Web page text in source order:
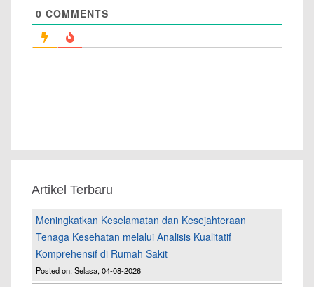
0 COMMENTS
Artikel Terbaru
Meningkatkan Keselamatan dan Kesejahteraan
Tenaga Kesehatan melalui Analisis Kualitatif
Komprehensif di Rumah Sakit
Posted on: Selasa, 04-08-2026